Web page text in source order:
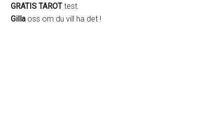
GRATIS TAROTtest.
Gilla oss om du vill ha det !